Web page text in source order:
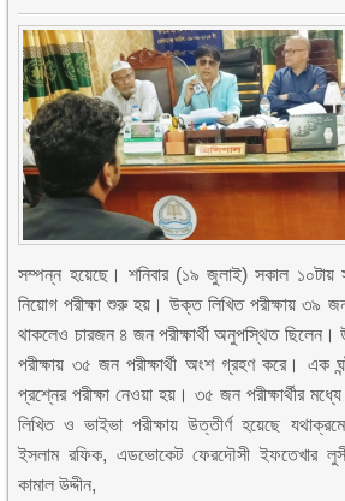
সম্পন্ন হয়েছে। শনিবার (১৯ জুলাই) সকাল ১০টায়
নিয়োগ পরীক্ষা শুরু হয়। উক্ত লিখিত পরীক্ষায় ৩৯ জন
থাকলেও চারজন ৪ জন পরীক্ষার্থী অনুপস্থিত ছিলেন।
পরীক্ষায় ৩৫ জন পরীক্ষার্থী অংশ গ্রহণ করে। এক
প্রশ্নের পরীক্ষা নেওয়া হয়। ৩৫ জন পরীক্ষার্থীর
লিখিত ও ভাইভা পরীক্ষায় উত্তীর্ণ হয়েছে
ইসলাম রফিক, এডভোকেট ফেরদৌসী ইফতেখার
কামাল উদ্দীন,